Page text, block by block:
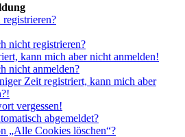
nicht registrieren?
kann mich aber nicht anmelden!
nicht anmelden?
Zeit registriert, kann mich aber
vergessen!
abgemeldet?
„Alle Cookies löschen“?